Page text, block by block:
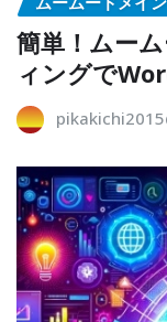
簡単！ムー
ィングで